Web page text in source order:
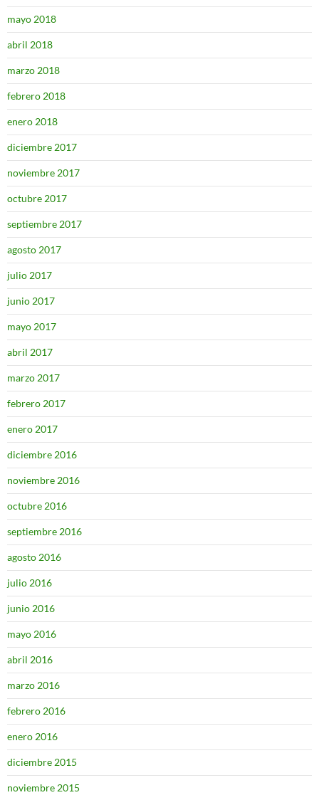
mayo 2018
abril 2018
marzo 2018
febrero 2018
enero 2018
diciembre 2017
noviembre 2017
octubre 2017
septiembre 2017
agosto 2017
julio 2017
junio 2017
mayo 2017
abril 2017
marzo 2017
febrero 2017
enero 2017
diciembre 2016
noviembre 2016
octubre 2016
septiembre 2016
agosto 2016
julio 2016
junio 2016
mayo 2016
abril 2016
marzo 2016
febrero 2016
enero 2016
diciembre 2015
noviembre 2015